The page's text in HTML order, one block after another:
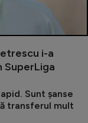
i-a
SuperLiga
Sunt șanse
transferul mult